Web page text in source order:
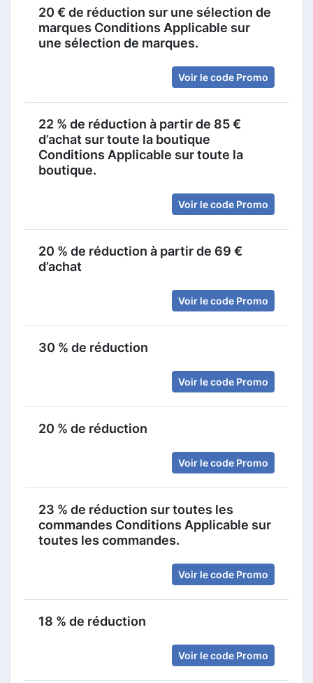
20 € de réduction sur une sélection de
marques Conditions Applicable sur
une sélection de marques.
Voir le code Promo
22 % de réduction à partir de 85 €
d’achat sur toute la boutique
Conditions Applicable sur toute la
boutique.
Voir le code Promo
20 % de réduction à partir de 69 €
d’achat
Voir le code Promo
30 % de réduction
Voir le code Promo
20 % de réduction
Voir le code Promo
23 % de réduction sur toutes les
commandes Conditions Applicable sur
toutes les commandes.
Voir le code Promo
18 % de réduction
Voir le code Promo